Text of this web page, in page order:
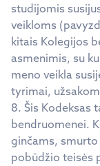
studijomis
veikloms
kitais Kolegijos
asmenimis, su
meno veikla
tyrimai,
8. Šis Kodeksas
bendruomenei.
ginčams,
pobūdžio teisės